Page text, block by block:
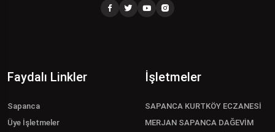
Faydalı Linkler
Sapanca
Üye İşletmeler
İşletmeler
SAPANCA KURTKÖY ECZANESİ
MERJAN SAPANCA DAĞEVİM